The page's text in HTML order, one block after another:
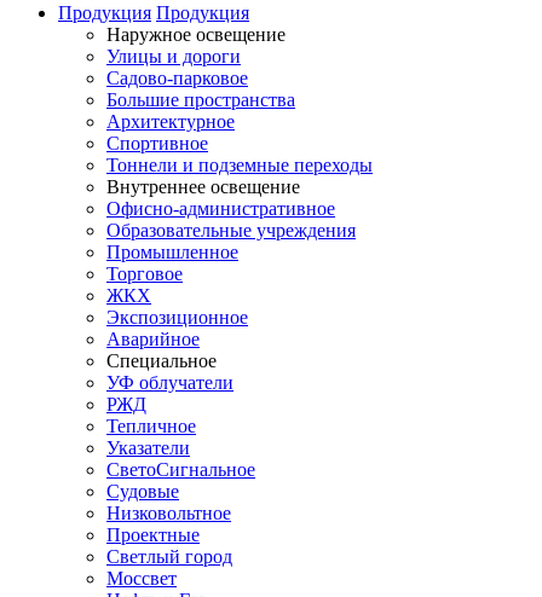
Продукция Продукция
Наружное освещение
Улицы и дороги
Садово-парковое
Большие пространства
Архитектурное
Спортивное
Тоннели и подземные переходы
Внутреннее освещение
Офисно-административное
Образовательные учреждения
Промышленное
Торговое
ЖКХ
Экспозиционное
Аварийное
Специальное
УФ облучатели
РЖД
Тепличное
Указатели
СветоСигнальное
Судовые
Низковольтное
Проектные
Светлый город
Моссвет